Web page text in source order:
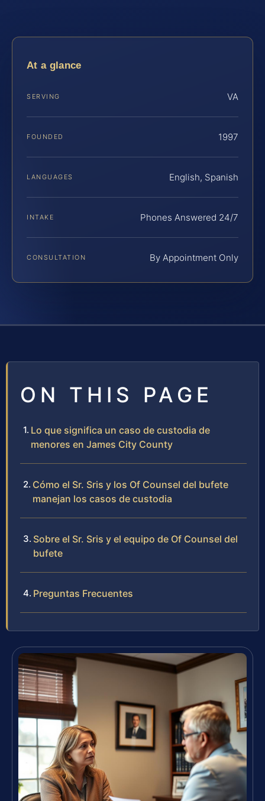
At a glance
SERVING VA
FOUNDED 1997
LANGUAGES English, Spanish
INTAKE Phones Answered 24/7
CONSULTATION By Appointment Only
ON THIS PAGE
Lo que significa un caso de custodia de
menores en James City County
Cómo el Sr. Sris y los Of Counsel del bufete
manejan los casos de custodia
Sobre el Sr. Sris y el equipo de Of Counsel del
bufete
Preguntas Frecuentes